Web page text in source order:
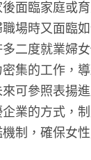
面臨家庭或
場時又面臨
二度就業婦
集的工作，
可參照表揚
業的方式，
制，確保女